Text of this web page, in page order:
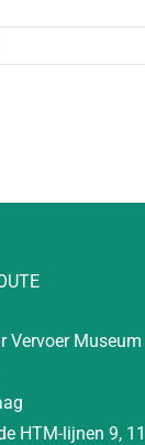
Vervoer Museum
HTM-lijnen 9,